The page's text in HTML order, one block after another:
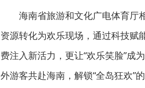
海南省旅游和文化广电体育厅
资源转化为欢乐现场，通过科技赋
费注入新活力，更让“欢乐笑脸”成
外游客共赴海南，解锁“全岛狂欢”